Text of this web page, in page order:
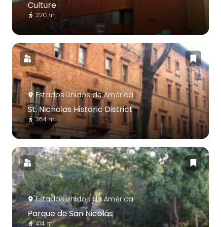
Culture
320 m
Estados Unidos de América
St. Nicholas Historic District
364 m
Estados Unidos de América
Parque de San Nicolás
414 m